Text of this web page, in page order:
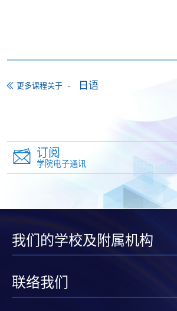
名程序，建议申请人亲身到学院报
免使用支票付款。
除由学院裁定的特殊情况（例如课
而取消）之外，一切已缴费用概不
准退还款项，以现金、易办事、微
到支付款项时使用的信用卡户口。
外收费，详情请联络有关学科职员。
学费及学额不得转让他人。一经取
更多课程关于 日语
订阅
学院电子通讯
我们的学校及附属机构
联络我们